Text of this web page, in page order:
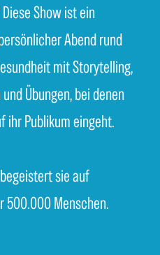
Show ist ein
Abend rund
mit Storytelling,
Übungen, bei denen
ihr Publikum eingeht.
sie auf
500.000 Menschen.